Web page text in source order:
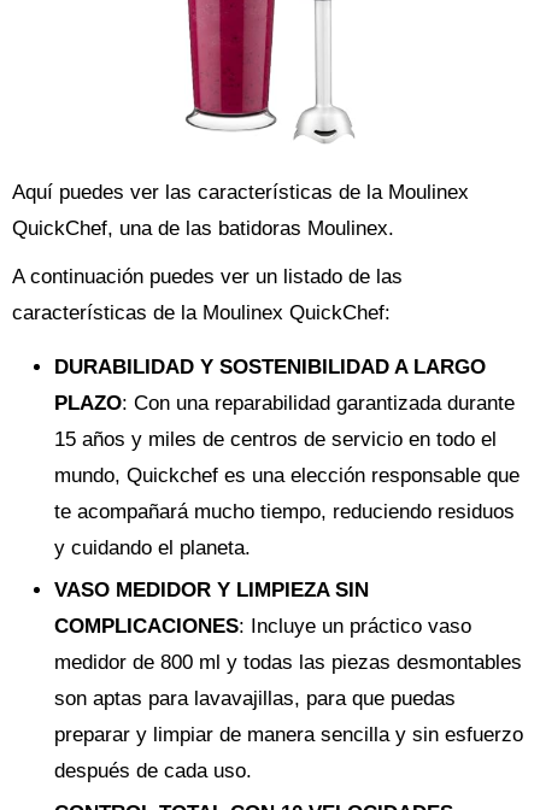
Aquí puedes ver las características de la Moulinex
QuickChef, una de las batidoras Moulinex.
A continuación puedes ver un listado de las
características de la Moulinex QuickChef:
DURABILIDAD Y SOSTENIBILIDAD A LARGO
PLAZO: Con una reparabilidad garantizada durante
15 años y miles de centros de servicio en todo el
mundo, Quickchef es una elección responsable que
te acompañará mucho tiempo, reduciendo residuos
y cuidando el planeta.
VASO MEDIDOR Y LIMPIEZA SIN
COMPLICACIONES: Incluye un práctico vaso
medidor de 800 ml y todas las piezas desmontables
son aptas para lavavajillas, para que puedas
preparar y limpiar de manera sencilla y sin esfuerzo
después de cada uso.